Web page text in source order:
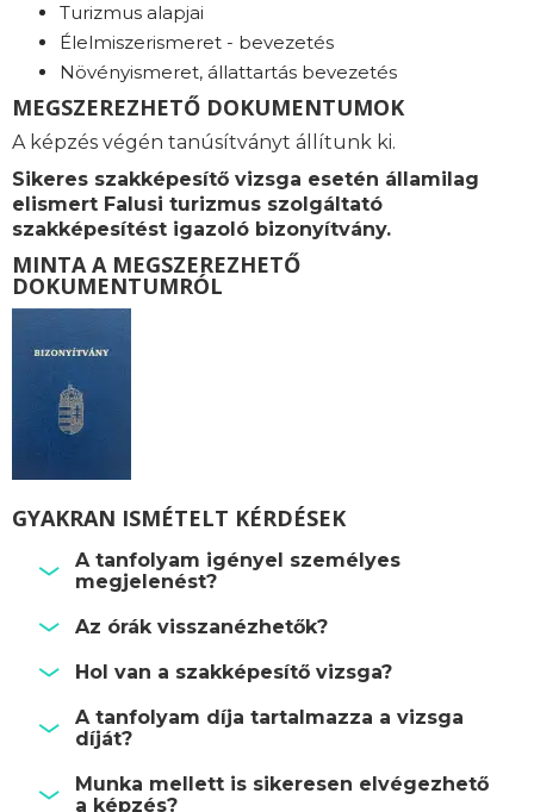
Turizmus alapjai
Élelmiszerismeret - bevezetés
Növényismeret, állattartás bevezetés
MEGSZEREZHETŐ DOKUMENTUMOK
A képzés végén tanúsítványt állítunk ki.
Sikeres szakképesítő vizsga esetén államilag
elismert Falusi turizmus szolgáltató
szakképesítést igazoló bizonyítvány.
MINTA A MEGSZEREZHETŐ
DOKUMENTUMRÓL
GYAKRAN ISMÉTELT KÉRDÉSEK
A tanfolyam igényel személyes
megjelenést?
Az órák visszanézhetők?
Hol van a szakképesítő vizsga?
A tanfolyam díja tartalmazza a vizsga
díját?
Munka mellett is sikeresen elvégezhető
a képzés?